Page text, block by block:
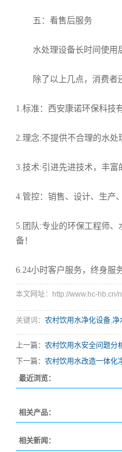
五：看售后服务
水处理设备长时间使用后
除了以上几点，消费者还
1.标准：西安康诺环保科技
2.理念:不提供不合理的水
3.技术:引进先进技术，丰富
4.管控：销售、设计、生产
5.团队:专业的环保工程师
备！
6.24小时客户服务，终身服
本文网址：http://www.hc-hb.cn/
关键词： 农村饮用水净化设备,净
上一篇： 农村饮用水安全问题分
下一篇： 农村饮用水改造一体化
最近浏览：
相关产品：
相关新闻：